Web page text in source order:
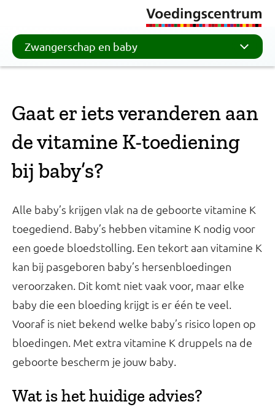
Zwangerschap en baby
Gaat er iets veranderen aan
de vitamine K-toediening
bij baby’s?
Alle baby’s krijgen vlak na de geboorte vitamine K
toegediend. Baby’s hebben vitamine K nodig voor
een goede bloedstolling. Een tekort aan vitamine K
kan bij pasgeboren baby’s hersenbloedingen
veroorzaken. Dit komt niet vaak voor, maar elke
baby die een bloeding krijgt is er één te veel.
Vooraf is niet bekend welke baby’s risico lopen op
bloedingen. Met extra vitamine K druppels na de
geboorte bescherm je jouw baby.
Wat is het huidige advies?